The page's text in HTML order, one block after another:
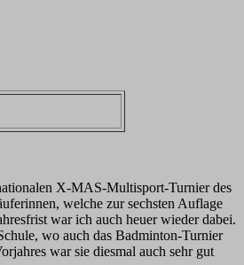
X-MAS-Multisport-Turnier des
welche zur sechsten Auflage
war ich auch heuer wieder dabei.
wo auch das Badminton-Turnier
war sie diesmal auch sehr gut